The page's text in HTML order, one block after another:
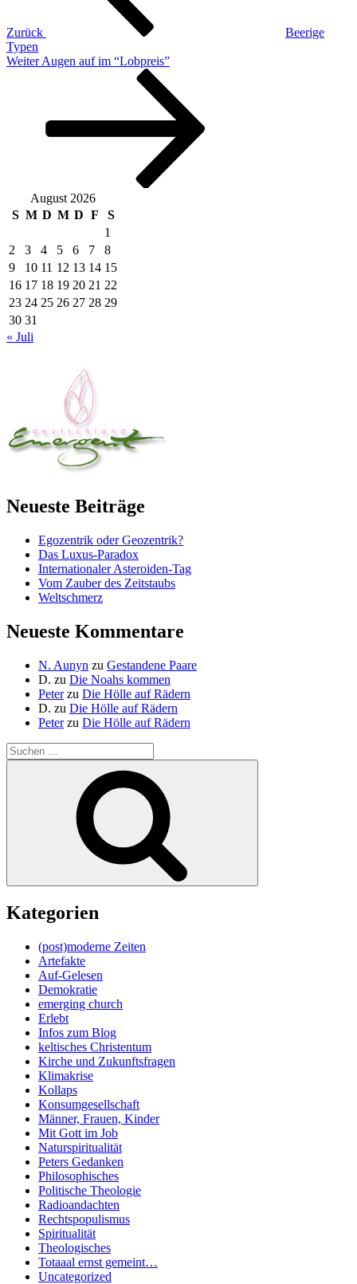
Zurück
Beerige
Typen
Nächster
Weiter Augen auf im “Lobpreis”
August 2026
S M D M D F
S
1
2
3 4 5 6 7
8
9
10 11 12 13 14 15
16 17 18 19 20 21 22
23 24 25 26 27 28 29
30 31
« Juli
Neueste Beiträge
Egozentrik oder Geozentrik?
Das Luxus-Paradox
Internationaler Asteroiden-Tag
Vom Zauber des Zeitstaubs
Weltschmerz
Neueste Kommentare
N. Aunyn zu Gestandene Paare
D. zu Die Noahs kommen
Peterzu Die Hölle auf Rädern
D. zu Die Hölle auf Rädern
Peterzu Die Hölle auf Rädern
Suche
nach:
Kategorien
(post)moderne Zeiten
Artefakte
Auf-Gelesen
Demokratie
emerging church
Erlebt
Infos zum Blog
keltisches Christentum
Kirche und Zukunftsfragen
Klimakrise
Kollaps
Konsumgesellschaft
Männer, Frauen, Kinder
Mit Gott im Job
Naturspiritualität
Peters Gedanken
Philosophisches
Politische Theologie
Radioandachten
Rechtspopulismus
Spiritualität
Theologisches
Totaaal ernst gemeint…
Uncategorized